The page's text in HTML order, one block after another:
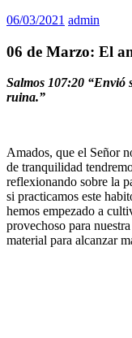
06/03/2021 admin
06 de Marzo: El
Salmos 107:20 “Envió
ruina.”
Amados, que el Señor
de tranquilidad
reflexionando sobre la
si practicamos este
hemos empezado a
provechoso para
material para alcanzar